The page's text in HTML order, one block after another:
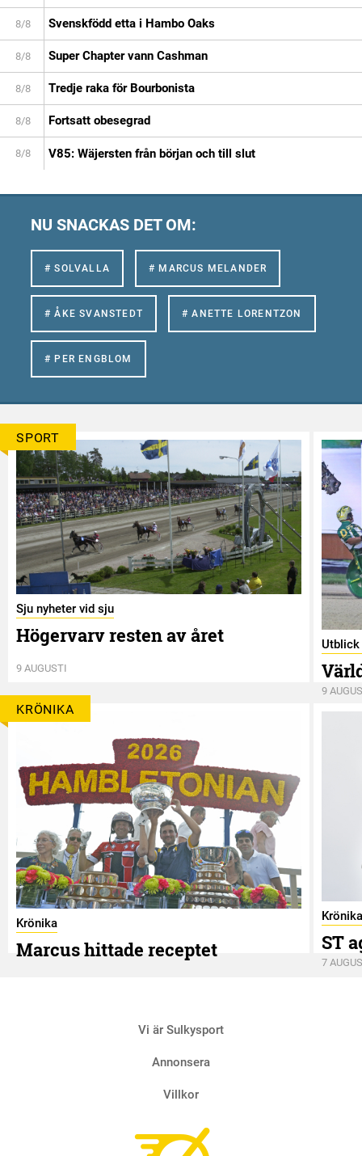
8/8 Svenskfödd etta i Hambo Oaks
8/8 Super Chapter vann Cashman
8/8 Tredje raka för Bourbonista
8/8 Fortsatt obesegrad
8/8 V85: Wäjersten från början och till slut
NU SNACKAS DET OM:
# SOLVALLA # MARCUS MELANDER
# ÅKE SVANSTEDT # ANETTE LORENTZON
# PER ENGBLOM
SPORT
Sju nyheter vid sju
Högervarv resten av året
9 AUGUSTI
Utblick
9
KRÖNIKA
Krönika
Marcus hittade receptet
Krönika
ST
7
Vi är Sulkysport
Annonsera
Villkor